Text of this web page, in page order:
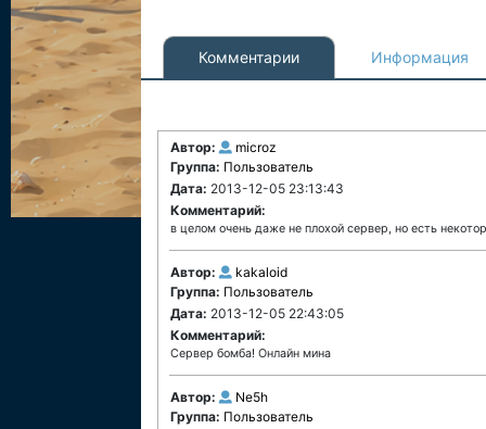
Комментарии Информация
Автор:
microz
Группа: Пользователь
Дата: 2013-12-05 23:13:43
Комментарий:
в целом очень даже не плохой сервер, но есть
Автор:
kakaloid
Группа: Пользователь
Дата: 2013-12-05 22:43:05
Комментарий:
Сервер бомба! Онлайн мина
Автор:
Ne5h
Группа: Пользователь